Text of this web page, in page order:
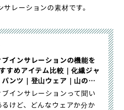
レーションの素材です。
ブインサレーションの機能を
すめアイテム比較｜化繊ジャ
ンツ｜登山ウェア｜山のモ
トレラン・山スキーマガジ
」
ブインサレーションって聞い
るけど、どんなウェアか分か